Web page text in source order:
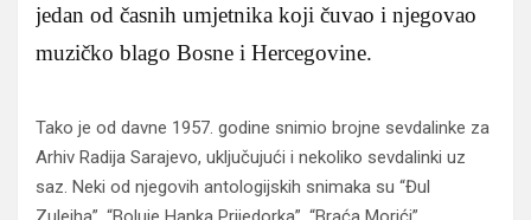
jedan od časnih umjetnika koji čuvao i njegovao
muzičko blago Bosne i Hercegovine.
Tako je od davne 1957. godine snimio brojne sevdalinke za
Arhiv Radija Sarajevo, uključujući i nekoliko sevdalinki uz
saz. Neki od njegovih antologijskih snimaka su “Đul